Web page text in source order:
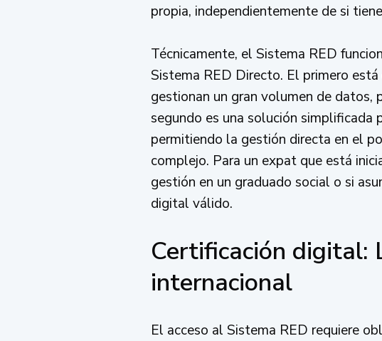
propia, independientemente de si
Técnicamente, el Sistema RED
Sistema RED Directo. El primero
gestionan un gran volumen de
segundo es una solución simplificada
permitiendo la gestión directa en el
complejo. Para un expat que está
gestión en un graduado social o si
digital válido.
Certificación digital:
internacional
El acceso al Sistema RED requiere